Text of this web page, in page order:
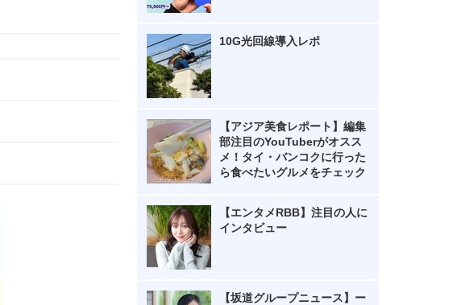
10G光回線導入レポ
【アジア美食レポート】編集
部注目のYouTuberがオスス
メ！タイ・バンコクに行った
ら食べたいグルメをチェック
【エンタメRBB】注目の人に
インタビュー
【坂道グループニュース】ー